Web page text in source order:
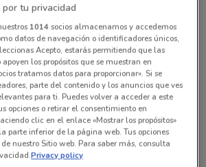
disponible
No disponible
de esta tienda
tu privacidad
1014socios almacenamos y accedemos
datos de navegación o identificadores únicos,
Acepto, estarás permitiendo que las
los propósitos que se muestran en
tratamos datos para proporcionar». Si se
parte del contenido y los anuncios que ves
para ti. Puedes volver a acceder a este
opciones o retirar el consentimiento en
clic en el enlace «Mostrar los propósitos»
parte inferior de la página web. Tus opciones
nuestro Sitio web. Para saber más, consulta
Privacy policy